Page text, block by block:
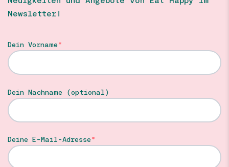
Newsletter!
Dein Vorname
Dein Nachname (optional)
Deine E-Mail-Adresse